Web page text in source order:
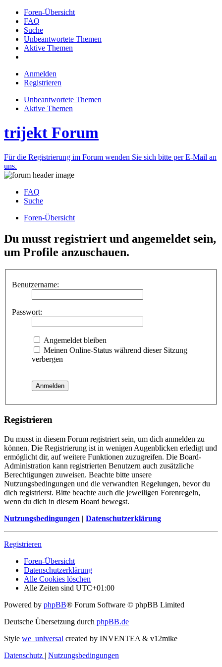
Foren-Übersicht
FAQ
Suche
Unbeantwortete Themen
Aktive Themen
Anmelden
Registrieren
Unbeantwortete Themen
Aktive Themen
trijekt Forum
Für die Registrierung im Forum wenden Sie sich bitte per E-Mail an
uns.
FAQ
Suche
Foren-Übersicht
Du musst registriert und angemeldet sein,
um Profile anzuschauen.
Benutzername:
Passwort:
Angemeldet bleiben
Meinen Online-Status während dieser Sitzung
verbergen
Registrieren
Du musst in diesem Forum registriert sein, um dich anmelden zu
können. Die Registrierung ist in wenigen Augenblicken erledigt und
ermöglicht dir, auf weitere Funktionen zuzugreifen. Die Board-
Administration kann registrierten Benutzern auch zusätzliche
Berechtigungen zuweisen. Beachte bitte unsere
Nutzungsbedingungen und die verwandten Regelungen, bevor du
dich registrierst. Bitte beachte auch die jeweiligen Forenregeln,
wenn du dich in diesem Board bewegst.
Nutzungsbedingungen | Datenschutzerklärung
Registrieren
Foren-Übersicht
Datenschutzerklärung
Alle Cookies löschen
Alle Zeiten sind UTC+01:00
Powered by phpBB® Forum Software © phpBB Limited
Deutsche Übersetzung durch phpBB.de
Style we_universal created by INVENTEA & v12mike
Datenschutz | Nutzungsbedingungen